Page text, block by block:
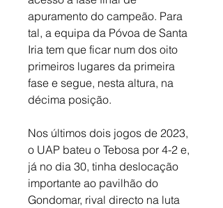
apuramento do campeão. Para
tal, a equipa da Póvoa de Santa
Iria tem que ficar num dos oito
primeiros lugares da primeira
fase e segue, nesta altura, na
décima posição.
Nos últimos dois jogos de 2023,
o UAP bateu o Tebosa por 4-2 e,
já no dia 30, tinha deslocação
importante ao pavilhão do
Gondomar, rival directo na luta